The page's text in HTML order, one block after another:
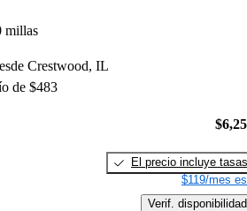
millas
Crestwood, IL
de $483
El precio incluye tasas
$119/mes
Verif. disponibilidad